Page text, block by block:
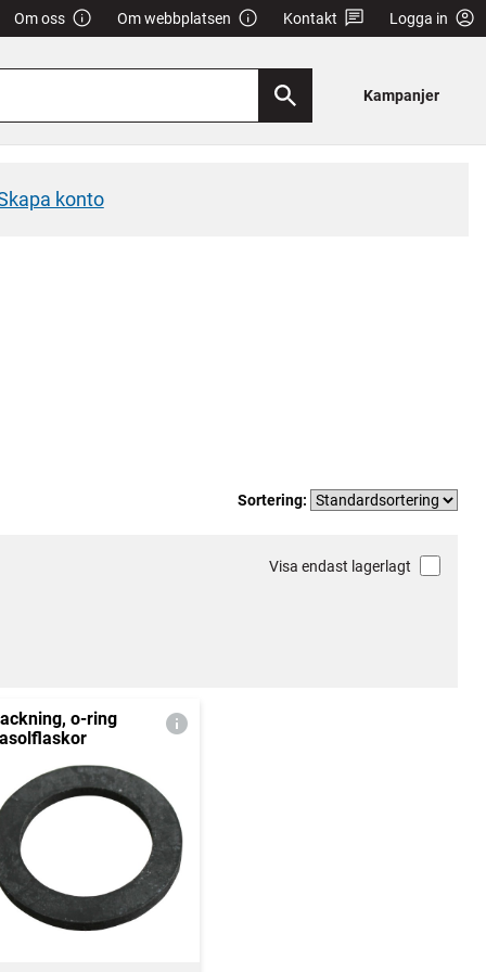
Om oss Om webbplatsen Kontakt Logga in
Kampanjer
konto
Sortering:
Visa endast lagerlagt
o-ring